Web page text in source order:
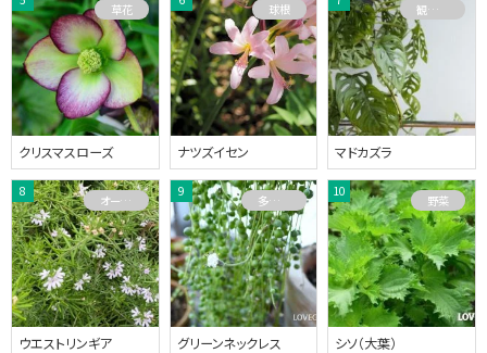
クリスマスローズ
草花
ナツズイセン
球根
マドカズラ
観葉植物
ウエストリンギア
オーストラリアプランツ
グリーンネックレス
多肉植物
シソ（大葉）
野菜